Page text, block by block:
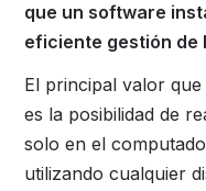
que un software
eficiente gestión de
El principal valor
es la posibilidad de
solo en el
utilizando cualquier